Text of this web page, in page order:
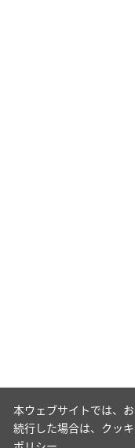
本ウェブサイトでは、
続行した場合は、クッ